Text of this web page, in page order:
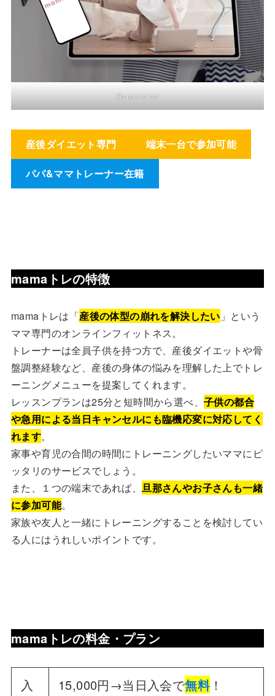
Screenshot
産後ダイエット専門 端末一台で参加可能
パパ&ママトレーナー在籍
mamaトレの特徴
mamaトレは「産後の体型の崩れを解決したい 」という
ママ専門のオンラインフィットネス。
トレーナーは全員子供を持つ方で、産後ダイエットや骨
盤調整経験など、産後の身体の悩みを理解した上でトレ
ーニングメニューを提案してくれます。
レッスンプランは25分と短時間から選べ、 子供の都合
や急用による当日キャンセルにも臨機応変に対応してく
れます。
家事や育児の合間の時間にトレーニングしたいママにピ
ッタリのサービスでしょう。
また、１つの端末であれば、旦那さんやお子さんも一緒
に参加可能。
家族や友人と一緒にトレーニングすることを検討してい
る人にはうれしいポイントです。
mamaトレの料金・プラン
入
15,000円→当日入会で無料！